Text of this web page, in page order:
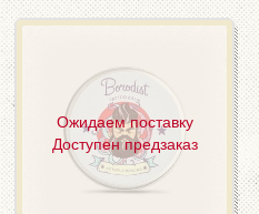
Ожидаем поставку
Доступен предзаказ